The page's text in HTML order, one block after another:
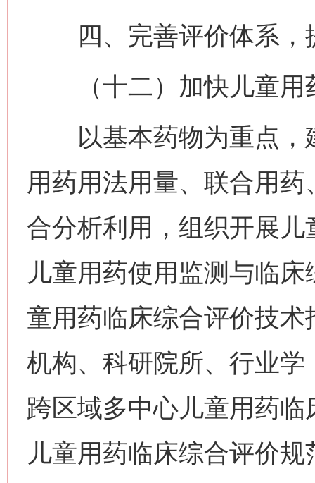
四、完善评价体系，
（十二）加快儿童用
以基本药物为重点，
用药用法用量、联合用
合分析利用，组织开展
儿童用药使用监测与临
童用药临床综合评价技
机构、科研院所、行业
跨区域多中心儿童用药
儿童用药临床综合评价